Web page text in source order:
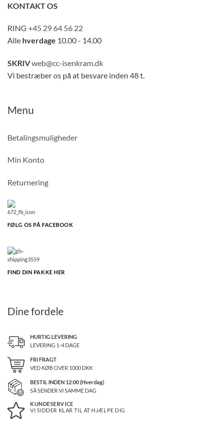
KONTAKT OS
RING +45 29 64 56 22
Alle hverdage 10.00 - 14.00
SKRIVweb@cc-isenkram.dk
Vi bestræber os på at besvare inden 48 t.
Menu
Betalingsmuligheder
Min Konto
Returnering
FØLG OS PÅ FACEBOOK
FIND DIN PAKKE HER
Dine fordele
HURTIG LEVERING
LEVERING 1-4 DAGE
FRI FRAGT
VED KØB OVER 1000DKK
BESTIL INDEN 12:00 (Hverdag)
SÅ SENDER VI SAMME DAG
KUNDESERVICE
VI SIDDER KLAR TIL AT HJÆLPE DIG